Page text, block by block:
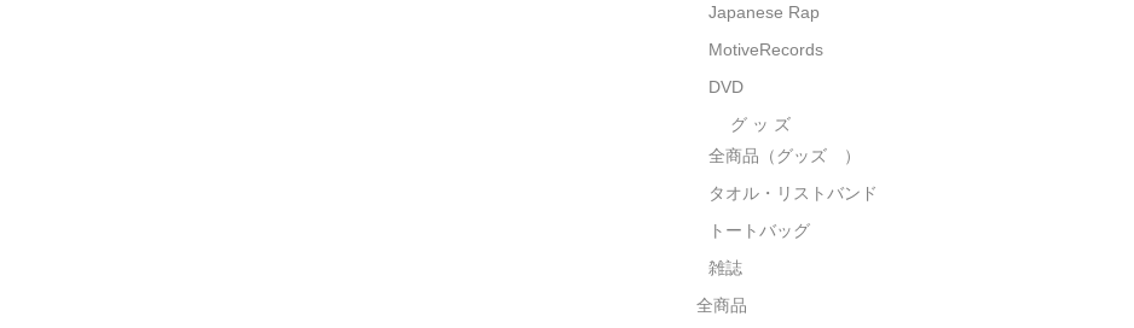
Japanese Rap
MotiveRecords
DVD
グ ッ ズ
全商品（グッズ ）
タオル・リストバンド
トートバッグ
雑誌
全商品